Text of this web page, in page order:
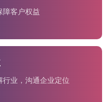
障客户权益
业，沟通企业定位